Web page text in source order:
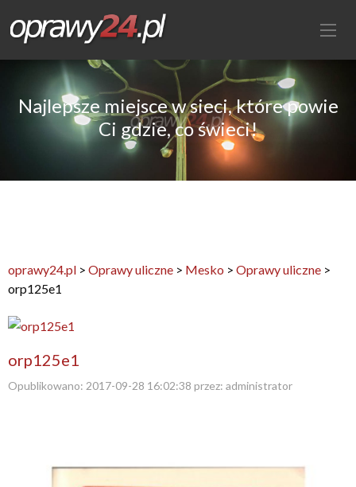
Najlepsze miejsce w sieci, które powie
Ci gdzie, co świeci!
oprawy24.pl > Oprawy uliczne > Mesko > Oprawy uliczne >
orp125e1
orp125e1
Opublikowano: 2017-09-28 16:02:38 przez: administrator